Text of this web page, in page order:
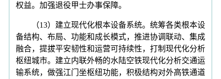
权益。加强退役甲士办事保障。
（13）建立现代化根本设备系统。统筹各类根本设
备结构、布局、功能和成长模式，推进协调联动、集成
融合，提拔平安韧性和运营可持续性，打制现代化分析
枢纽城市。建立内联外畅的水陆空铁现代化分析交通运
输系统，做强江门坐枢纽功能，积极结构对外高铁通道